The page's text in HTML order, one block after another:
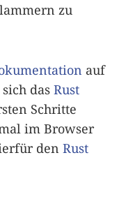
zu
auf
das Rust
Schritte
im Browser
den Rust